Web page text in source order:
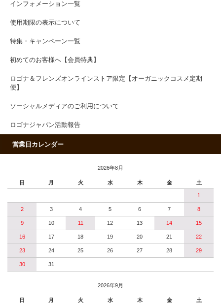
インフォメーション一覧
使用期限の表示について
特集・キャンペーン一覧
初めてのお客様へ【会員特典】
ロゴナ＆フレンズオンラインストア限定【オーガニックコスメ定期
便】
ソーシャルメディアのご利用について
ロゴナジャパン活動報告
営業日カレンダー
2026年8月
日 月 火 水 木 金 土
1
2 3 4 5 6 7 8
9 10 11 12 13 14 15
16 17 18 19 20 21 22
23 24 25 26 27 28 29
30 31
2026年9月
日 月 火 水 木 金 土